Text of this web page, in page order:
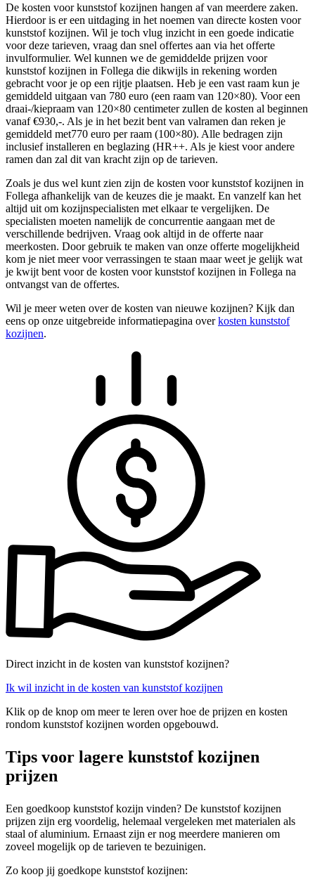
De kosten voor kunststof kozijnen hangen af van meerdere zaken.
Hierdoor is er een uitdaging in het noemen van directe kosten voor
kunststof kozijnen. Wil je toch vlug inzicht in een goede indicatie
voor deze tarieven, vraag dan snel offertes aan via het offerte
invulformulier. Wel kunnen we de gemiddelde prijzen voor
kunststof kozijnen in Follega die dikwijls in rekening worden
gebracht voor je op een rijtje plaatsen. Heb je een vast raam kun je
gemiddeld uitgaan van 780 euro (een raam van 120×80). Voor een
draai-/kiepraam van 120×80 centimeter zullen de kosten al beginnen
vanaf €930,-. Als je in het bezit bent van valramen dan reken je
gemiddeld met770 euro per raam (100×80). Alle bedragen zijn
inclusief installeren en beglazing (HR++. Als je kiest voor andere
ramen dan zal dit van kracht zijn op de tarieven.
Zoals je dus wel kunt zien zijn de kosten voor kunststof kozijnen in
Follega afhankelijk van de keuzes die je maakt. En vanzelf kan het
altijd uit om kozijnspecialisten met elkaar te vergelijken. De
specialisten moeten namelijk de concurrentie aangaan met de
verschillende bedrijven. Vraag ook altijd in de offerte naar
meerkosten. Door gebruik te maken van onze offerte mogelijkheid
kom je niet meer voor verrassingen te staan maar weet je gelijk wat
je kwijt bent voor de kosten voor kunststof kozijnen in Follega na
ontvangst van de offertes.
Wil je meer weten over de kosten van nieuwe kozijnen? Kijk dan
eens op onze uitgebreide informatiepagina overkosten kunststof
kozijnen.
Direct inzicht in de kosten van kunststof kozijnen?
Ik wil inzicht in de kosten van kunststof kozijnen
Klik op de knop om meer te leren over hoe de prijzen en kosten
rondom kunststof kozijnen worden opgebouwd.
Tips voor lagere kunststof kozijnen
prijzen
Een goedkoop kunststof kozijn vinden? De kunststof kozijnen
prijzen zijn erg voordelig, helemaal vergeleken met materialen als
staal of aluminium. Ernaast zijn er nog meerdere manieren om
zoveel mogelijk op de tarieven te bezuinigen.
Zo koop jij goedkope kunststof kozijnen: